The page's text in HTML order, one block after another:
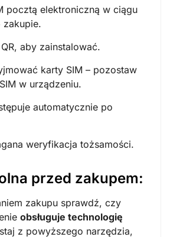
pocztą elektroniczną w ciągu
zakupie.
aby zainstalować.
karty SIM – pozostaw
w urządzeniu.
automatycznie po
weryfikacja tożsamości.
przed zakupem:
zakupu sprawdź, czy
obsługuje technologię
z powyższego narzędzia,